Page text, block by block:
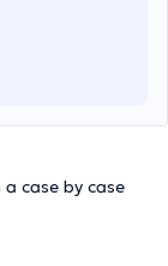
case by case